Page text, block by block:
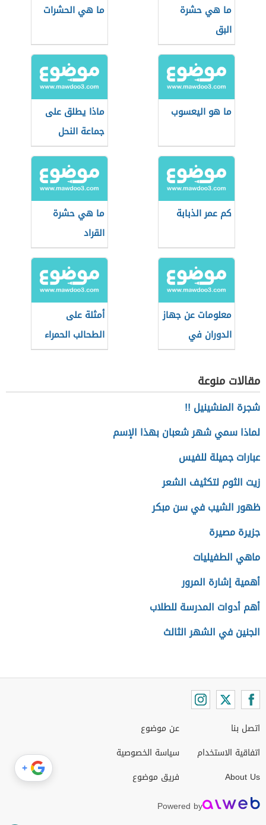
ما هي حشرة
البق
ما هي الحشرات
ما هو اليعسوب
ماذا يطلق على
جماعة النحل
كم عمر الذبابة
ما هي حشرة
القراد
معلومات عن جهاز
الدوران في
الحشرات
أمثلة على
الطحالب الحمراء
مقالات منوعة
شجرة المنشينيل !!
لماذا سمي شهر شعبان بهذا الإسم
عبارات جميلة للفيس
زيت الثوم لتكثيف الشعر
ظهور الشيب في سن مبكر
جزيرة مصيرة
ماهي الطفيليات
أهمية إشارة المرور
أهم أدوات المدرسة للطلاب
الجنين في الشهر الثالث
اتصل بنا
اتفاقية الاستخدام
About Us
عن موضوع
سياسة الخصوصية
فريق موضوع
Powered by
+